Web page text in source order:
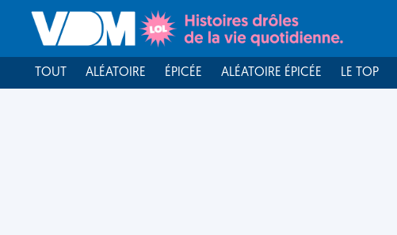
TOUT ALÉATOIRE ÉPICÉE ALÉATOIRE ÉPICÉE LE TOP